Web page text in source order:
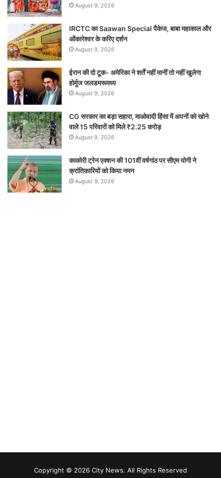
August 9, 2026
IRCTC का Saawan Special पैकेज, बाबा महाकाल और
ओंकारेश्वर के करिए दर्शन
August 9, 2026
ईरान की दो टूक- अमेरिका ने शर्तें नहीं मानीं तो नहीं खुलेगा
होर्मुज जलडमरूमध्य
August 9, 2026
CG सरकार का बड़ा सहारा, माओवादी हिंसा में अपनों को खोने
वाले 15 परिवारों को मिले ₹2.25 करोड़
August 9, 2026
काकोरी ट्रेन एक्शन की 101वीं वर्षगांठ पर सीएम योगी ने
क्रांतिकारियों को किया नमन
August 9, 2026
Copyright © 2026 City News. All Rights Reserved